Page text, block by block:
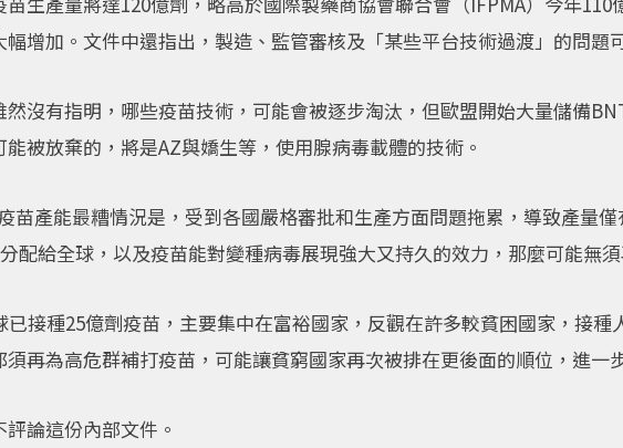
增加。文件中還指出，製造、監管審核及「某些平台技術過渡」的問題
沒有指明，哪些疫苗技術，可能會被逐步淘汰，但歐盟開始大量儲備
被放棄的，將是AZ與嬌生等，使用腺病毒載體的技術。
苗產能最糟情況是，受到各國嚴格審批和生產方面問題拖累，導致產量
配給全球，以及疫苗能對變種病毒展現強大又持久的效力，那麼可能無
已接種25億劑疫苗，主要集中在富裕國家，反觀在許多較貧困國家，接種
再為高危群補打疫苗，可能讓貧窮國家再次被排在更後面的順位，進一
論這份內部文件。